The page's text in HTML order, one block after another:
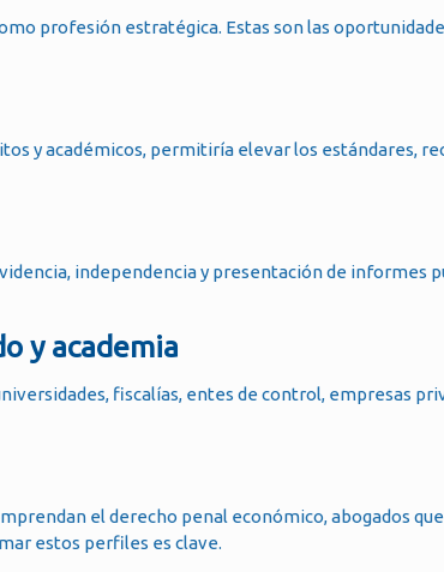
profesión estratégica. Estas son las
y académicos, permitiría elevar los estándares,
independencia y presentación de informes
y academia
fiscalías, entes de control, empresas
el derecho penal económico, abogados
estos perfiles es clave.